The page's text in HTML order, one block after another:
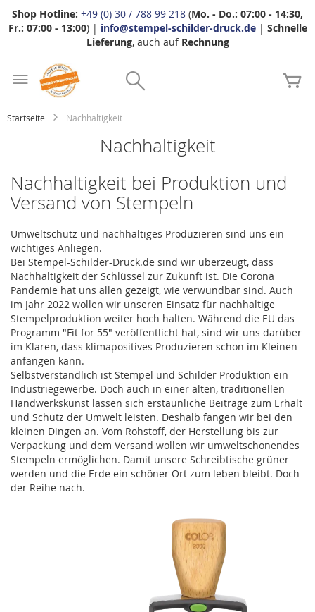
Shop Hotline: +49 (0) 30 / 788 99 218 (Mo. - Do.: 07:00 - 14:30,
Fr.: 07:00 - 13:00) | info@stempel-schilder-druck.de| Schnelle
Lieferung, auch auf Rechnung
Startseite Nachhaltigkeit
Nachhaltigkeit
Nachhaltigkeit bei Produktion und
Versand von Stempeln
Umweltschutz und nachhaltiges Produzieren sind uns ein
wichtiges Anliegen.
Bei Stempel-Schilder-Druck.de sind wir überzeugt, dass
Nachhaltigkeit der Schlüssel zur Zukunft ist. Die Corona
Pandemie hat uns allen gezeigt, wie verwundbar sind. Auch
im Jahr 2022 wollen wir unseren Einsatz für nachhaltige
Stempelproduktion weiter hoch halten. Während die EU das
Programm "Fit for 55" veröffentlicht hat, sind wir uns darüber
im Klaren, dass klimapositives Produzieren schon im Kleinen
anfangen kann.
Selbstverständlich ist Stempel und Schilder Produktion ein
Industriegewerbe. Doch auch in einer alten, traditionellen
Handwerkskunst lassen sich erstaunliche Beiträge zum Erhalt
und Schutz der Umwelt leisten. Deshalb fangen wir bei den
kleinen Dingen an. Vom Rohstoff, der Herstellung bis zur
Verpackung und dem Versand wollen wir umweltschonendes
Stempeln ermöglichen. Damit unsere Schreibtische grüner
werden und die Erde ein schöner Ort zum leben bleibt. Doch
der Reihe nach.